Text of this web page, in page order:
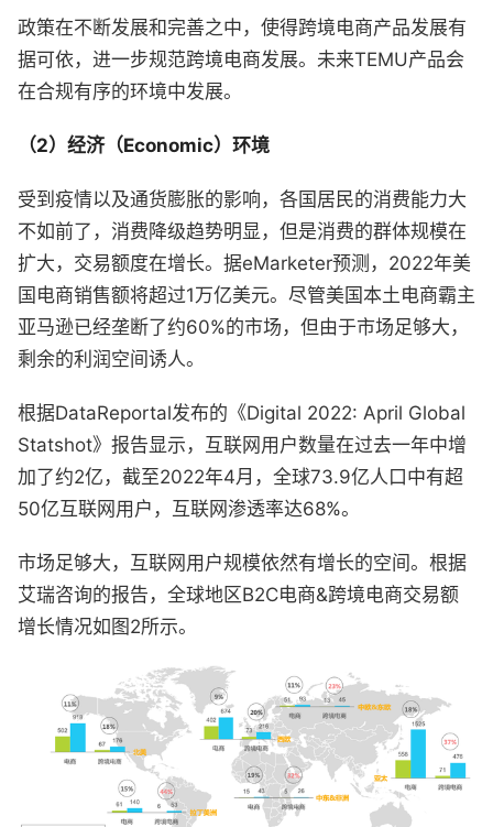
政策在不断发展和完善之中，使得跨境电商产品发展有
据可依，进一步规范跨境电商发展。未来TEMU产品会
在合规有序的环境中发展。
（2）经济（Economic）环境
受到疫情以及通货膨胀的影响，各国居民的消费能力大
不如前了，消费降级趋势明显，但是消费的群体规模在
扩大，交易额度在增长。据eMarketer预测，2022年美
国电商销售额将超过1万亿美元。尽管美国本土电商霸主
亚马逊已经垄断了约60%的市场，但由于市场足够大，
剩余的利润空间诱人。
根据DataReportal发布的《Digital 2022: April Global
Statshot》报告显示，互联网用户数量在过去一年中增
加了约2亿，截至2022年4月，全球73.9亿人口中有超
50亿互联网用户，互联网渗透率达68%。
市场足够大，互联网用户规模依然有增长的空间。根据
艾瑞咨询的报告，全球地区B2C电商&跨境电商交易额
增长情况如图2所示。